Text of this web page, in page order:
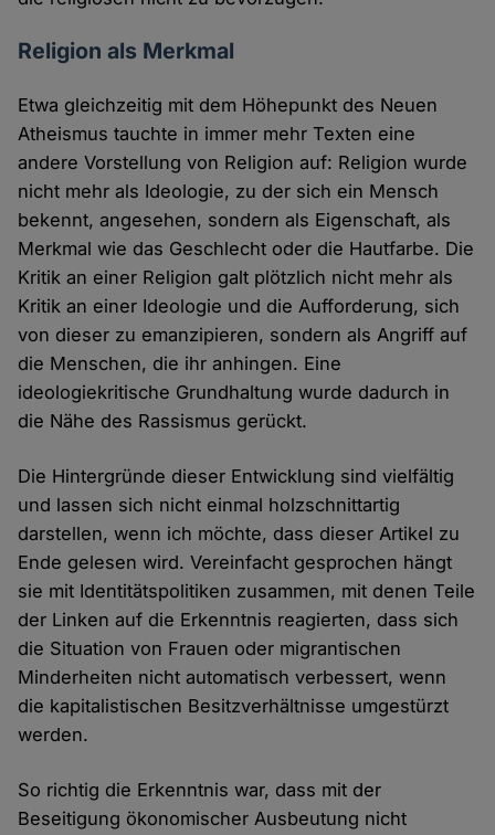
Religion als Merkmal
Etwa gleichzeitig mit dem Höhepunkt des Neuen
Atheismus tauchte in immer mehr Texten eine
andere Vorstellung von Religion auf: Religion wurde
nicht mehr als Ideologie, zu der sich ein Mensch
bekennt, angesehen, sondern als Eigenschaft, als
Merkmal wie das Geschlecht oder die Hautfarbe. Die
Kritik an einer Religion galt plötzlich nicht mehr als
Kritik an einer Ideologie und die Aufforderung, sich
von dieser zu emanzipieren, sondern als Angriff auf
die Menschen, die ihr anhingen. Eine
ideologiekritische Grundhaltung wurde dadurch in
die Nähe des Rassismus gerückt.
Die Hintergründe dieser Entwicklung sind vielfältig
und lassen sich nicht einmal holzschnittartig
darstellen, wenn ich möchte, dass dieser Artikel zu
Ende gelesen wird. Vereinfacht gesprochen hängt
sie mit Identitätspolitiken zusammen, mit denen Teile
der Linken auf die Erkenntnis reagierten, dass sich
die Situation von Frauen oder migrantischen
Minderheiten nicht automatisch verbessert, wenn
die kapitalistischen Besitzverhältnisse umgestürzt
werden.
So richtig die Erkenntnis war, dass mit der
Beseitigung ökonomischer Ausbeutung nicht